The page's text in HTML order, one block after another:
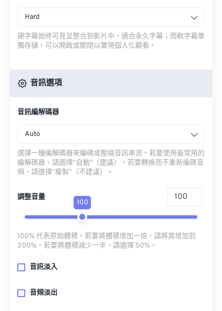
Hard
硬字幕始終可見並整合到影片中，適合永久字幕；而軟字幕單
獨存儲，可以開啟或關閉以實現個人化觀看。
音訊選項
音訊編解碼器
Auto
選擇一種編解碼器來編碼或壓縮音訊串流。若要使用最常用的
編解碼器，請選擇“自動”（建議）。若要轉換而不重新編碼音
頻，請選擇“複製”（不建議）。
調整音量
100
100% 代表原始體積。若要將體積增加一倍，請將其增加到
200%。若要將體積減少一半，請選擇 50%。
音訊淡入
音頻淡出